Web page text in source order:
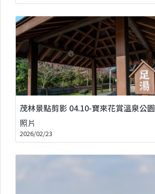
茂林景點剪影 04.10-寶來花賞溫泉公園
照片
2026/02/23